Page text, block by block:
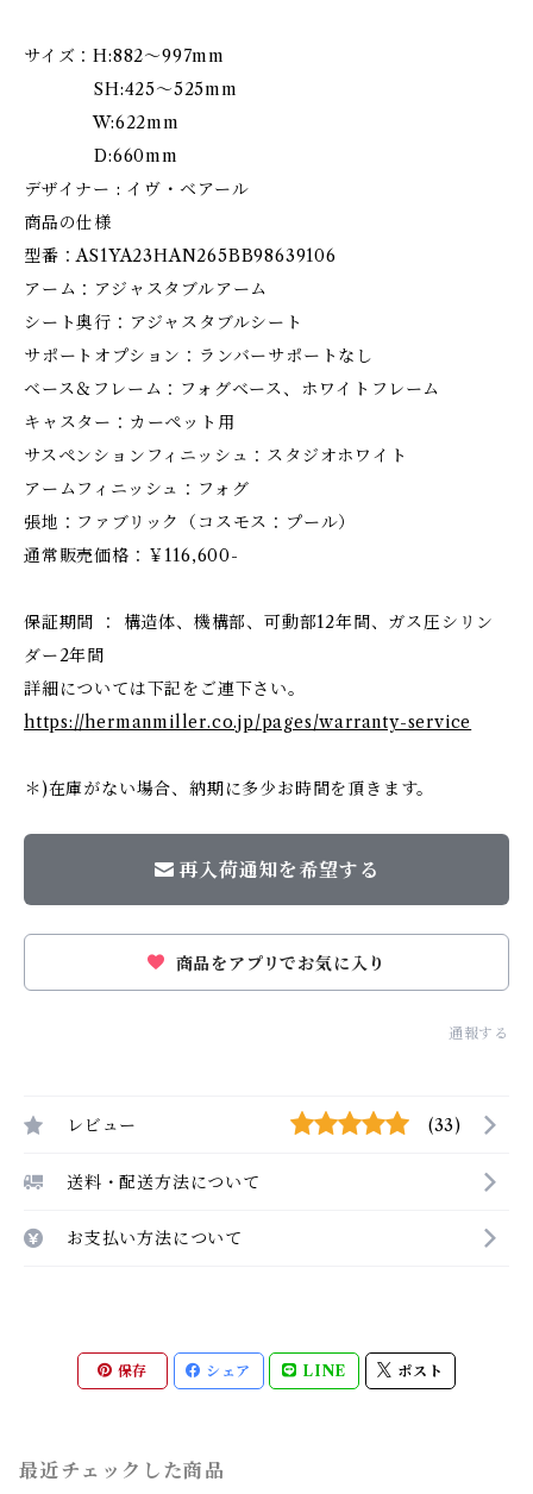
サイズ：H:882〜997mm
SH:425〜525mm
W:622mm
D:660mm
デザイナー : イヴ・ベアール
商品の仕様
型番：AS1YA23HAN265BB98639106
アーム：アジャスタブルアーム
シート奥行：アジャスタブルシート
サポートオプション：ランバーサポートなし
ベース＆フレーム：フォグベース、ホワイトフレーム
キャスター：カーペット用
サスペンションフィニッシュ：スタジオホワイト
アームフィニッシュ：フォグ
張地：ファブリック（コスモス：プール）
通常販売価格：￥116,600-
保証期間 ： 構造体、機構部、可動部12年間、ガス圧シリン
ダー2年間
詳細については下記をご連下さい。
https://hermanmiller.co.jp/pages/warranty-service
＊)在庫がない場合、納期に多少お時間を頂きます。
再入荷通知を希望する
商品をアプリでお気に入り
通報する
レビュー (33)
送料・配送方法について
お支払い方法について
保存 シェア LINE ポスト
最近チェックした商品